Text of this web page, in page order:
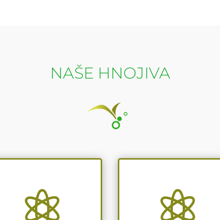
NAŠE HNOJIVA
 